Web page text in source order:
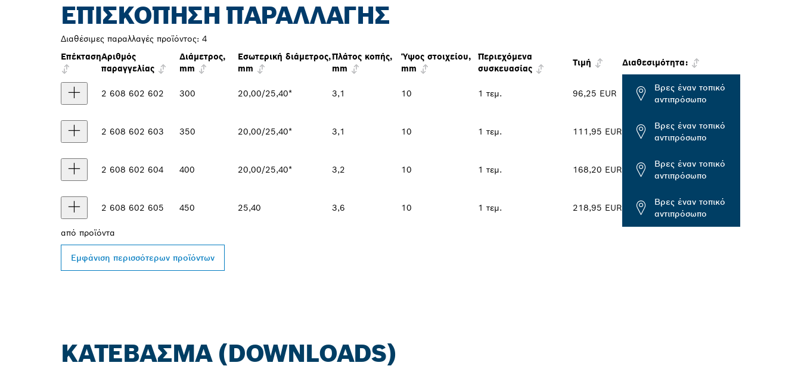
ΕΠΙΣΚΌΠΗΣΗ ΠΑΡΑΛΛΑΓΉΣ
Διαθέσιμες παραλλαγές προϊόντος: 4
ΕπέκτασηΑριθμός
παραγγελίας
Διάμετρος,
mm
Εσωτερική διάμετρος,
mm
Πλάτος κοπής,
mm
Ύψος στοιχείου,
mm
Περιεχόμενα
συσκευασίας
Τιμή Διαθεσιμότητα:
2 608 602 602 300 20,00/25,40* 3,1 10 1 τεμ. 96,25 EUR
Βρες έναν τοπικό
αντιπρόσωπο
2 608 602 603 350 20,00/25,40* 3,1 10 1 τεμ. 111,95 EUR
Βρες έναν τοπικό
αντιπρόσωπο
2 608 602 604 400 20,00/25,40* 3,2 10 1 τεμ. 168,20 EUR
Βρες έναν τοπικό
αντιπρόσωπο
2 608 602 605 450 25,40 3,6 10 1 τεμ. 218,95 EUR
Βρες έναν τοπικό
αντιπρόσωπο
από προϊόντα
Εμφάνιση περισσότερων προϊόντων
ΚΑΤΈΒΑΣΜΑ (DOWNLOADS)